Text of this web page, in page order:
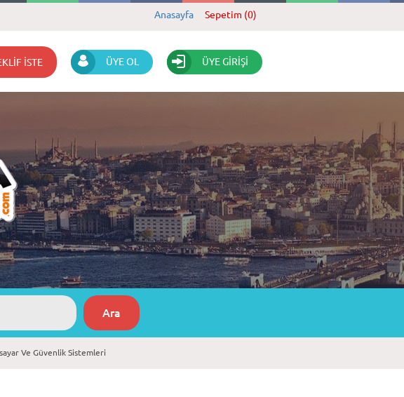
Anasayfa Sepetim (0)
İSTE ÜYE OL ÜYE GİRİŞİ
Ve Güvenlik Sistemleri